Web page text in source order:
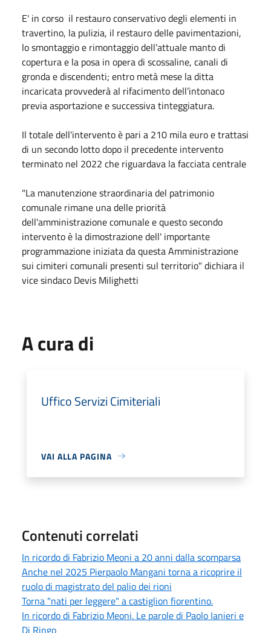
E' in corso il restauro conservativo degli elementi in
travertino, la pulizia, il restauro delle pavimentazioni,
lo smontaggio e rimontaggio dell’attuale manto di
copertura e la posa in opera di scossaline, canali di
gronda e discendenti; entro metà mese la ditta
incaricata provvederà al rifacimento dell’intonaco
previa asportazione e successiva tinteggiatura.
Il totale dell'intervento è pari a 210 mila euro e trattasi
di un secondo lotto dopo il precedente intervento
terminato nel 2022 che riguardava la facciata centrale
"La manutenzione straordinaria del patrimonio
comunale rimane una delle priorità
dell'amministrazione comunale e questo secondo
intervento è la dimostrazione dell' importante
programmazione iniziata da questa Amministrazione
sui cimiteri comunali presenti sul territorio" dichiara il
vice sindaco Devis Milighetti
A cura di
Uffico Servizi Cimiteriali
VAI ALLA PAGINA
Contenuti correlati
In ricordo di Fabrizio Meoni a 20 anni dalla scomparsa
Anche nel 2025 Pierpaolo Mangani torna a ricoprire il
ruolo di magistrato del palio dei rioni
Torna "nati per leggere" a castiglion fiorentino.
In ricordo di Fabrizio Meoni. Le parole di Paolo Ianieri e
Dj Ringo